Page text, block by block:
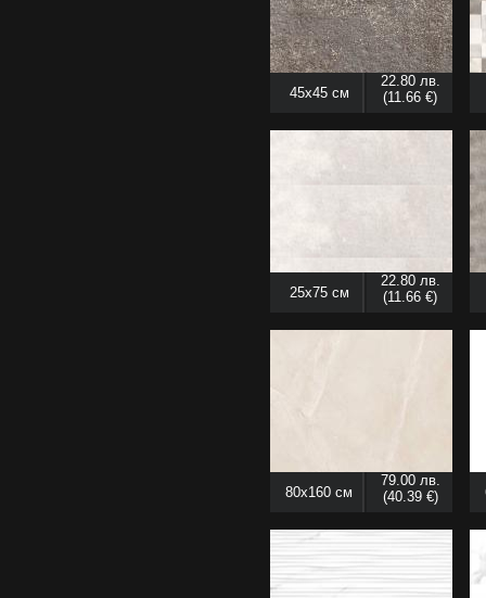
45x45 см
22.80 лв.
(11.66 €)
25x75 см
22.80 лв.
(11.66 €)
80x160 см
79.00 лв.
(40.39 €)